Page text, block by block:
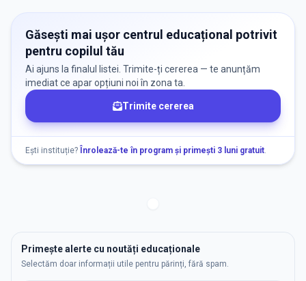
Găsești mai ușor centrul educațional potrivit
pentru copilul tău
Ai ajuns la finalul listei. Trimite-ți cererea — te anunțăm
imediat ce apar opțiuni noi în zona ta.
Trimite cererea
Ești instituție? Înrolează-te în program și primești 3 luni gratuit.
Primește alerte cu noutăți educaționale
Selectăm doar informații utile pentru părinți, fără spam.